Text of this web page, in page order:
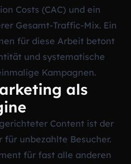
Costs (CAC) und ein
Gesamt-Traffic-Mix. Ein
für diese Arbeit betont
und systematische
Kampagnen.
als
Content ist der
unbezahlte Besucher.
für fast alle anderen